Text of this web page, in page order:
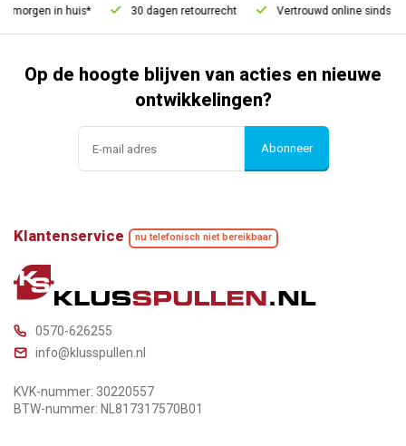
in huis* 30 dagen retourrecht Vertrouwd online sinds 2006
Op de hoogte blijven van acties en nieuwe
ontwikkelingen?
Abonneer
Klantenservice nu telefonisch niet bereikbaar
0570-626255
info@klusspullen.nl
KVK-nummer: 30220557
BTW-nummer: NL817317570B01